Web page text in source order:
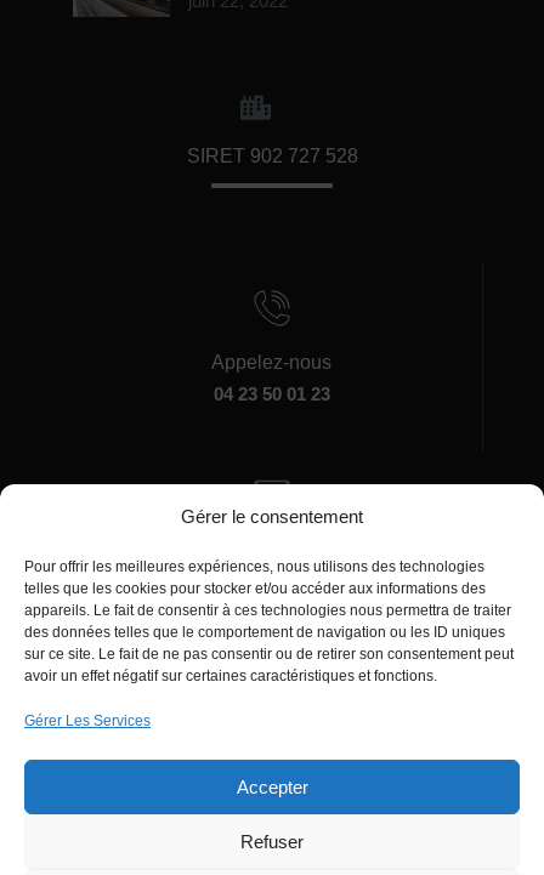
Gérer le consentement
Pour offrir les meilleures expériences, nous utilisons des technologies
telles que les cookies pour stocker et/ou accéder aux informations des
appareils. Le fait de consentir à ces technologies nous permettra de traiter
des données telles que le comportement de navigation ou les ID uniques
sur ce site. Le fait de ne pas consentir ou de retirer son consentement peut
avoir un effet négatif sur certaines caractéristiques et fonctions.
Gérer Les Services
Accepter
Refuser
SIRET 902 727 528
Appelez-nous
04 23 50 01 23
manager@agentiamo.com